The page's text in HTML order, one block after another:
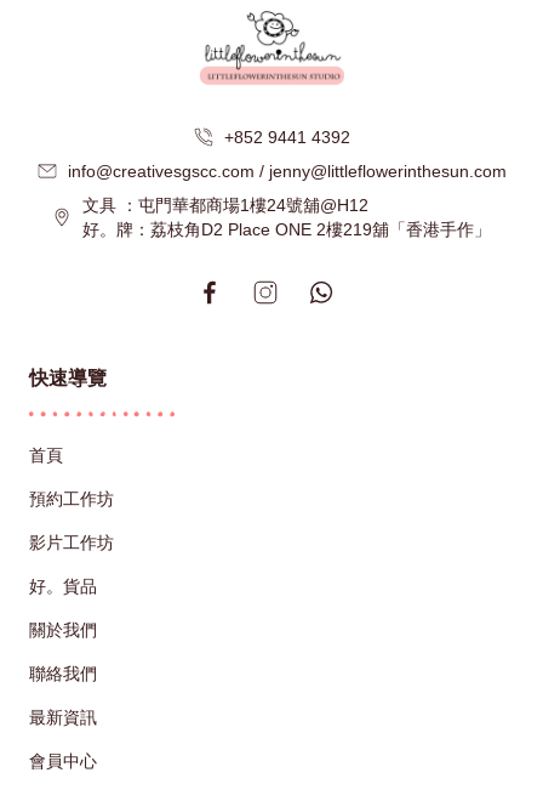
+852 9441 4392
info@creativesgscc.com / jenny@littleflowerinthesun.com
文具 ：屯門華都商場1樓24號舖@H12
好。牌：荔枝角D2 Place ONE 2樓219舖「香港手作」
快速導覽
首頁
預約工作坊
影片工作坊
好。貨品
關於我們
聯絡我們
最新資訊
會員中心